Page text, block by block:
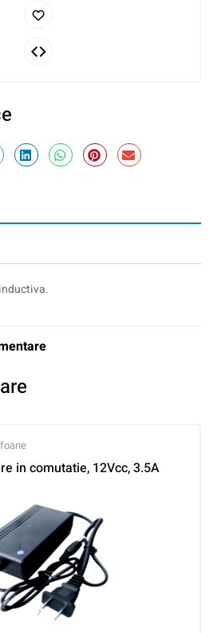
in comutatie, 12Vcc, 3.5A